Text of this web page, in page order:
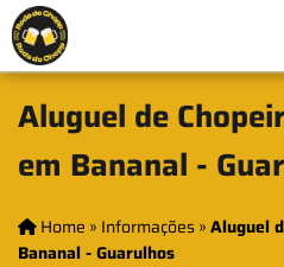
Aluguel de
em Bananal -
Home » Informações»Aluguel
Bananal - Guarulhos